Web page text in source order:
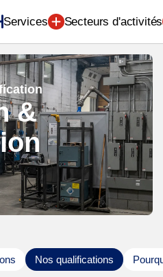
Services Secteurs d'activités
&
Nos qualifications